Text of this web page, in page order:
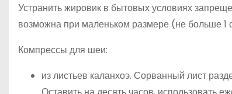
Устранить жировик в бытовых условиях
возможна при маленьком размере (не больше 1
Компрессы для шеи:
из листьев каланхоэ. Сорванный лист